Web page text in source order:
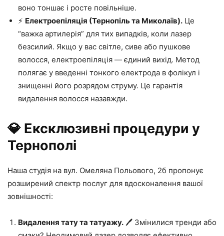
воно тоншає і росте повільніше.
⚡ Електроепіляція (Тернопіль та Миколаїв). Це
“важка артилерія” для тих випадків, коли лазер
безсилий. Якщо у вас світле, сиве або пушкове
волосся, електроепіляція — єдиний вихід. Метод
полягає у введенні тонкого електрода в фолікул і
знищенні його розрядом струму. Це гарантія
видалення волосся назавжди.
💎 Ексклюзивні процедури у
Тернополі
Наша студія на вул. Омеляна Польового, 2б пропонує
розширений спектр послуг для вдосконалення вашої
зовнішності:
Видалення тату та татуажу. 🖊️ Змінилися тренди або